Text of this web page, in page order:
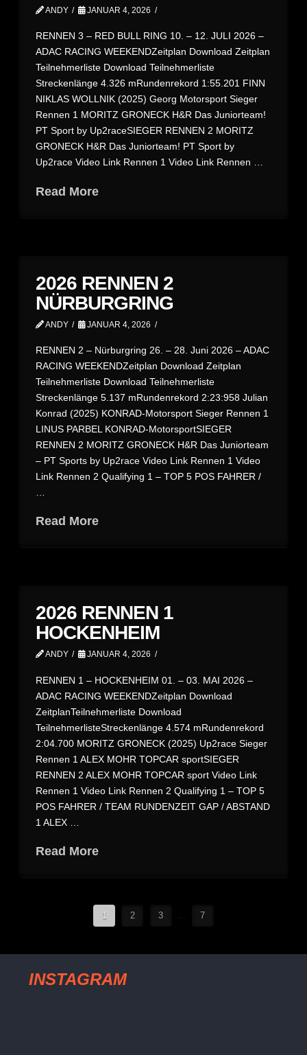
ANDY JANUAR 4, 2026
RENNEN 3 – RED BULL RING 10. – 12. JULI 2026 –
ADAC RACING WEEKENDZeitplan Download Zeitplan
Teilnehmerliste Download Teilnehmerliste
Streckenlänge 4.326 mRundenrekord 1:55.201 FINN
NIKLAS WOLLNIK (2025) Georg Motorsport Sieger
Rennen 1 MORITZ GRONECK H&R Das Juniorteam!
PT Sport by Up2raceSIEGER RENNEN 2 MORITZ
GRONECK H&R Das Juniorteam! PT Sport by
Up2race Video Link Rennen 1 Video Link Rennen …
Read More
2026 RENNEN 2
NÜRBURGRING
ANDY JANUAR 4, 2026
RENNEN 2 – Nürburgring 26. – 28. Juni 2026 – ADAC
RACING WEEKENDZeitplan Download Zeitplan
Teilnehmerliste Download Teilnehmerliste
Streckenlänge 5.137 mRundenrekord 2:23:958 Julian
Konrad (2025) KONRAD-Motorsport Sieger Rennen 1
LINUS PARBEL KONRAD-MotorsportSIEGER
RENNEN 2 MORITZ GRONECK H&R Das Juniorteam
– PT Sports by Up2race Video Link Rennen 1 Video
Link Rennen 2 Qualifying 1 – TOP 5 POS FAHRER /
Read More
2026 RENNEN 1
HOCKENHEIM
ANDY JANUAR 4, 2026
RENNEN 1 – HOCKENHEIM 01. – 03. MAI 2026 –
ADAC RACING WEEKENDZeitplan Download
ZeitplanTeilnehmerliste Download
TeilnehmerlisteStreckenlänge 4.574 mRundenrekord
2:04.700 MORITZ GRONECK (2025) Up2race Sieger
Rennen 1 ALEX MOHR TOPCAR sportSIEGER
RENNEN 2 ALEX MOHR TOPCAR sport Video Link
Rennen 1 Video Link Rennen 2 Qualifying 1 – TOP 5
POS FAHRER / TEAM RUNDENZEIT GAP / ABSTAND
1 ALEX …
Read More
1 2 3 ... 7
INSTAGRAM